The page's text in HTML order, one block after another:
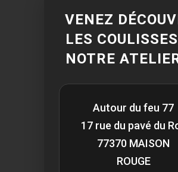
VENEZ
LES
NOTRE
Autour du feu 77
17 rue du pavé du
77370 MAISON
ROUGE